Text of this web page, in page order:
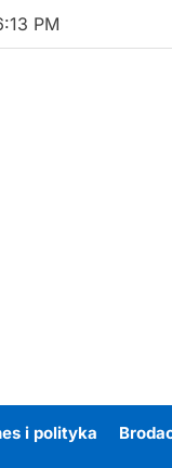
PM
i polityka